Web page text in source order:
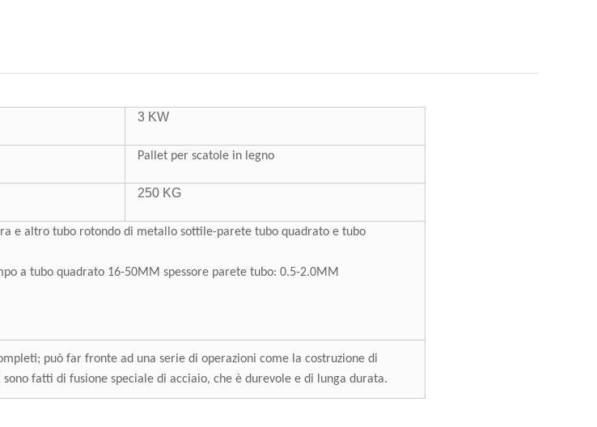
3 KW
Pallet per scatole in legno
250 KG
e altro tubo rotondo di metallo sottile-parete tubo quadrato e tubo
a tubo quadrato 16-50MM spessore parete tubo: 0.5-2.0MM
può far fronte ad una serie di operazioni come la costruzione di
fatti di fusione speciale di acciaio, che è durevole e di lunga durata.